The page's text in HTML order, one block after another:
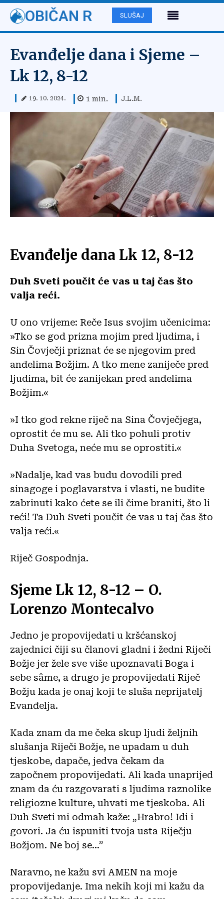
OBIČAN R SLUŠAJ
Evanđelje dana i Sjeme –
Lk 12, 8-12
19. 10. 2024. 1 min. J.L.M.
Evanđelje dana Lk 12, 8-12
Duh Sveti poučit će vas u taj čas što
valja reći.
U ono vrijeme: Reče Isus svojim učenicima:
»Tko se god prizna mojim pred ljudima, i
Sin Čovječji priznat će se njegovim pred
anđelima Božjim. A tko mene zaniječe pred
ljudima, bit će zanijekan pred anđelima
Božjim.«
»I tko god rekne riječ na Sina Čovječjega,
oprostit će mu se. Ali tko pohuli protiv
Duha Svetoga, neće mu se oprostiti.«
»Nadalje, kad vas budu dovodili pred
sinagoge i poglavarstva i vlasti, ne budite
zabrinuti kako ćete se ili čime braniti, što li
reći! Ta Duh Sveti poučit će vas u taj čas što
valja reći.«
Riječ Gospodnja.
Sjeme Lk 12, 8-12 – O.
Lorenzo Montecalvo
Jedno je propovijedati u kršćanskoj
zajednici čiji su članovi gladni i žedni Riječi
Božje jer žele sve više upoznavati Boga i
sebe sâme, a drugo je propovijedati Riječ
Božju kada je onaj koji te sluša neprijatelj
Evanđelja.
Kada znam da me čeka skup ljudi željnih
slušanja Riječi Božje, ne upadam u duh
tjeskobe, dapače, jedva čekam da
započnem propovijedati. Ali kada unaprijed
znam da ću razgovarati s ljudima raznolike
religiozne kulture, uhvati me tjeskoba. Ali
Duh Sveti mi odmah kaže: „Hrabro! Idi i
govori. Ja ću ispuniti tvoja usta Riječju
Božjom. Ne boj se…”
Naravno, ne kažu svi AMEN na moje
propovijedanje. Ima nekih koji mi kažu da